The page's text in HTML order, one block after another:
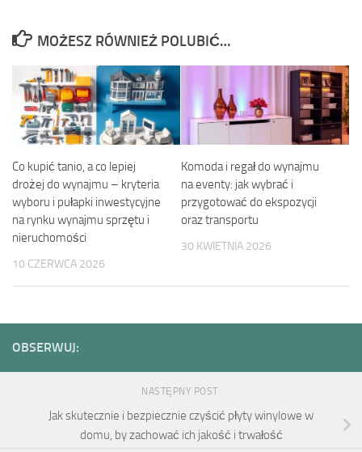
MOŻESZ RÓWNIEŻ POLUBIĆ…
Co kupić tanio, a co lepiej
drożej do wynajmu – kryteria
wyboru i pułapki inwestycyjne
na rynku wynajmu sprzętu i
nieruchomości
10 CZERWCA 2026
Komoda i regał do wynajmu
na eventy: jak wybrać i
przygotować do ekspozycji
oraz transportu
30 KWIETNIA 2026
OBSERWUJ:
NASTĘPNY POST
Jak skutecznie i bezpiecznie czyścić płyty winylowe w
domu, by zachować ich jakość i trwałość